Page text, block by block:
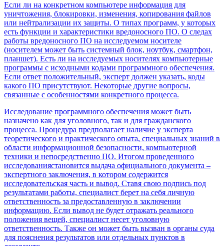
Если ли на конкретном компьютере информация для
уничтожения, блокировки, изменения, копирования файлов
или нейтрализации их защиты. О типах программ, у которых
есть функции и характеристики вредоносного ПО. О следах
работы вредоносного ПО на исследуемом носителе
(носителем может быть системный блок, ноутбук, смартфон,
планшет). Есть ли на исследуемых носителях компьютерные
программы с исходными кодами программного обеспечения.
Если ответ положительный, эксперт должен указать, коды
какого ПО присутствуют. Некоторые другие вопросы,
связанные с особенностями конкретного процесса.
Исследование программного обеспечения может быть
назначено как для уголовного, так и для гражданского
процесса. Процедура предполагает наличие у эксперта
теоретического и практического опыта, специальных знаний в
области информационной безопасности, компьютерной
техники и непосредственно ПО. Итогом проведенного
исследованиястановится выдача официального документа –
экспертного заключения, в котором содержится
исследовательская часть и вывод. Ставя свою подпись под
результатами работы, специалист берет на себя личную
ответственность за предоставленную в заключении
информацию. Если вывод не будет отражать реального
положения вещей, специалист несет уголовную
ответственность. Также он может быть вызван в органы суда
для пояснения результатов или отдельных пунктов в